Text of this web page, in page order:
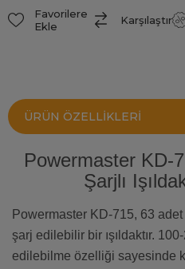
Favorilere
Ekle
Karşılaştır
ÜRÜN ÖZELLIKLERI
Powermaster KD-
Şarjlı
Powermaster KD-715, 63
şarj edilebilir bir ışıldaktır.
edilebilme özelliği sayesinde